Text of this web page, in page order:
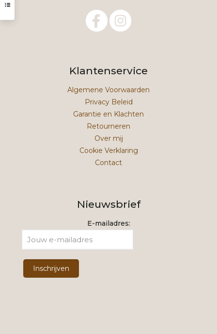
Klantenservice
Algemene Voorwaarden
Privacy Beleid
Garantie en Klachten
Retourneren
Over mij
Cookie Verklaring
Contact
Nieuwsbrief
E-mailadres: